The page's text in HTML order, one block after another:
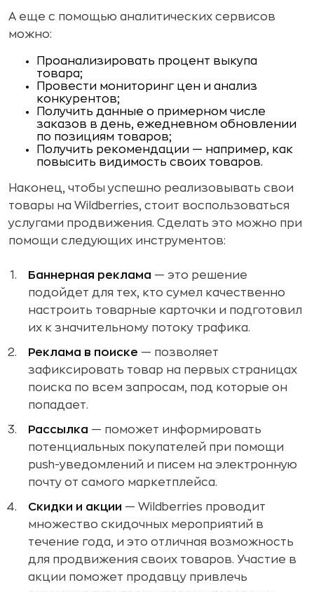
А еще с помощью аналитических сервисов
можно:
Проанализировать процент выкупа
товара;
Провести мониторинг цен и анализ
конкурентов;
Получить данные о примерном числе
заказов в день, ежедневном обновлении
по позициям товаров;
Получить рекомендации — например, как
повысить видимость своих товаров.
Наконец, чтобы успешно реализовывать свои
товары на Wildberries, стоит воспользоваться
услугами продвижения. Сделать это можно при
помощи следующих инструментов:
Баннерная реклама — это решение
подойдет для тех, кто сумел качественно
настроить товарные карточки и подготовил
их к значительному потоку трафика.
Реклама в поиске — позволяет
зафиксировать товар на первых страницах
поиска по всем запросам, под которые он
попадает.
Рассылка — поможет информировать
потенциальных покупателей при помощи
push-уведомлений и писем на электронную
почту от самого маркетплейса.
Скидки и акции — Wildberries проводит
множество скидочных мероприятий в
течение года, и это отличная возможность
для продвижения своих товаров. Участие в
акции поможет продавцу привлечь